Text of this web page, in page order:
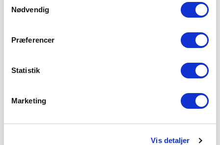
Nødvendig
Præferencer
Statistik
Marketing
Vis detaljer